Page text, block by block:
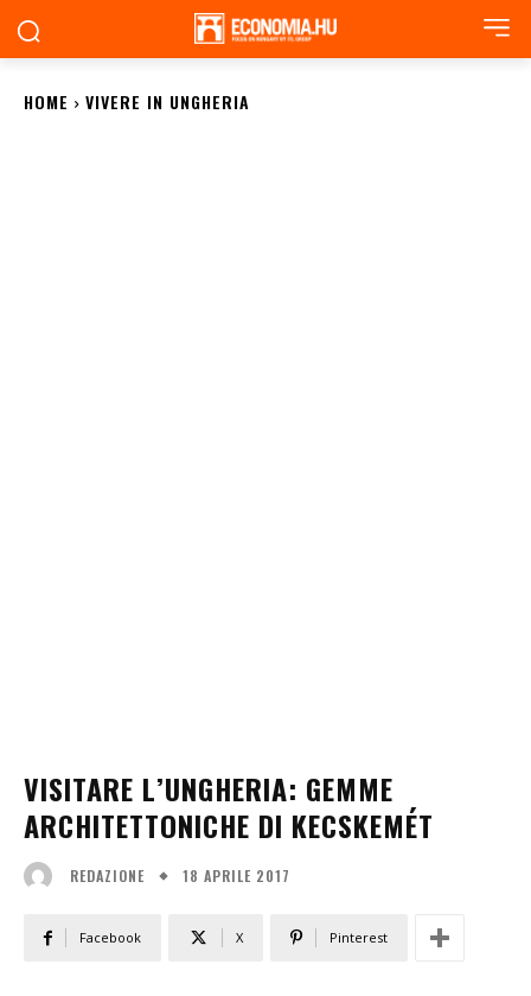
HOME VIVERE IN UNGHERIA
VISITARE L’UNGHERIA: GEMME
ARCHITETTONICHE DI KECSKEMÉT
REDAZIONE 18 APRILE 2017
Facebook X Pinterest